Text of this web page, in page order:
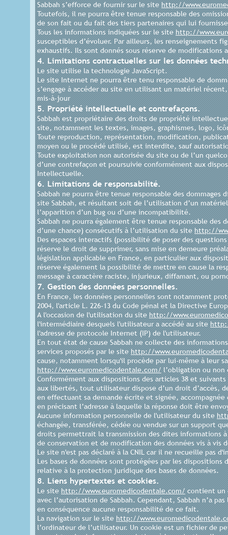
Sabbah s’efforce de fournir sur le site http://
Toutefois, il ne pourra être tenue responsable des
de son fait ou du fait des tiers partenaires qui lui
Tous les informations indiquées sur le site http://
susceptibles d’évoluer. Par ailleurs, les renseignements
exhaustifs. Ils sont donnés sous réserve de
4. Limitations contractuelles sur les données
Le site utilise la technologie JavaScript.
Le site Internet ne pourra être tenu responsable de
s’engage à accéder au site en utilisant un matériel
mis-à-jour
5. Propriété intellectuelle et contrefaçons.
Sabbah est propriétaire des droits de propriété
site, notamment les textes, images, graphismes, logo,
Toute reproduction, représentation, modification,
moyen ou le procédé utilisé, est interdite, sauf
Toute exploitation non autorisée du site ou de l’un
d’une contrefaçon et poursuivie conformément aux
Intellectuelle.
6. Limitations de responsabilité.
Sabbah ne pourra être tenue responsable des
site Sabbah, et résultant soit de l’utilisation d’un
l’apparition d’un bug ou d’une incompatibilité.
Sabbah ne pourra également être tenue responsable
d’une chance) consécutifs à l’utilisation du site http://
Des espaces interactifs (possibilité de poser des
réserve le droit de supprimer, sans mise en demeure
législation applicable en France, en particulier aux
réserve également la possibilité de mettre en cause la
message à caractère raciste, injurieux, diffamant, ou
7. Gestion des données personnelles.
En France, les données personnelles sont notamment
2004, l'article L. 226-13 du Code pénal et la Directive
A l'occasion de l'utilisation du site http://
l'intermédiaire desquels l'utilisateur a accédé au site
l'adresse de protocole Internet (IP) de l'utilisateur.
En tout état de cause Sabbah ne collecte des
services proposés par le site http://
cause, notamment lorsqu'il procède par lui-même à leur
http://www.euromedicodentale.com/ l’obligation ou
Conformément aux dispositions des articles 38 et
aux libertés, tout utilisateur dispose d’un droit d’accès,
en effectuant sa demande écrite et signée,
en précisant l’adresse à laquelle la réponse doit être
Aucune information personnelle de l'utilisateur du site
échangée, transférée, cédée ou vendue sur un support
droits permettrait la transmission des dites informations
de conservation et de modification des données vis à vis
Le site n'est pas déclaré à la CNIL car il ne recueille pas
Les bases de données sont protégées par les
relative à la protection juridique des bases de données.
8. Liens hypertextes et cookies.
Le site http://www.euromedicodentale.com/ contient un
avec l’autorisation de Sabbah. Cependant, Sabbah n’a
en conséquence aucune responsabilité de ce fait.
La navigation sur le site http://
l’ordinateur de l’utilisateur. Un cookie est un fichier de